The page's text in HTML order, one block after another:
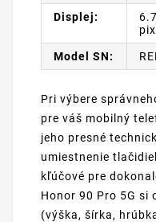
Displej:
Model SN:
Pri výbere
pre váš mobilný
jeho presné
umiestnenie
kľúčové pre
Honor 90 Pro 5G si
(výška, šírka,